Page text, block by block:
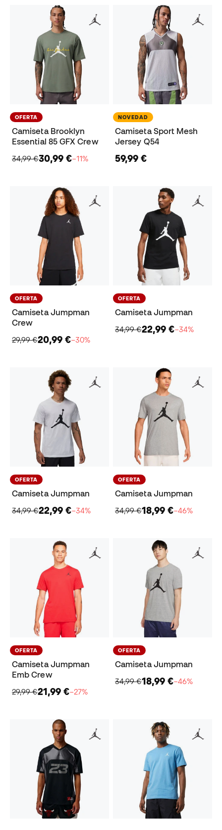
OFERTA
Camiseta Brooklyn
Essential 85 GFX Crew
34,99 €30,99 €−11%
NOVEDAD
Camiseta Sport Mesh
Jersey Q54
59,99 €
OFERTA
Camiseta Jumpman
Crew
29,99 €20,99 €−30%
OFERTA
Camiseta Jumpman
34,99 €22,99 €−34%
OFERTA
Camiseta Jumpman
34,99 €22,99 €−34%
OFERTA
Camiseta Jumpman
34,99 €18,99 €−46%
OFERTA
Camiseta Jumpman
Emb Crew
29,99 €21,99 €−27%
OFERTA
Camiseta Jumpman
34,99 €18,99 €−46%